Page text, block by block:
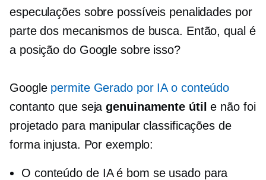
especulações sobre possíveis penalidades por
parte dos mecanismos de busca. Então, qual é
a posição do Google sobre isso?
Google permite Gerado por IAo conteúdo
contanto que sejagenuinamente útil e não foi
projetado para manipular classificações de
forma injusta. Por exemplo:
O conteúdo de IA é bom se usado para